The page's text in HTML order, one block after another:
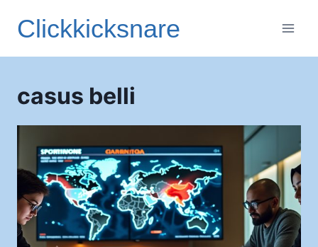
Clickkicksnare
casus belli